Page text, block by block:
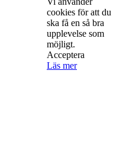
cookies för att du
ska få en så bra
upplevelse som
möjligt.
Acceptera
Läs mer